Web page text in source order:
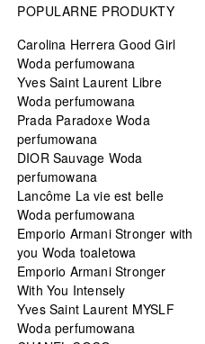
POPULARNE PRODUKTY
Carolina Herrera Good Girl
Woda perfumowana
Yves Saint Laurent Libre
Woda perfumowana
Prada Paradoxe Woda
perfumowana
DIOR Sauvage Woda
perfumowana
Lancôme La vie est belle
Woda perfumowana
Emporio Armani Stronger with
you Woda toaletowa
Emporio Armani Stronger
With You Intensely
Yves Saint Laurent MYSLF
Woda perfumowana